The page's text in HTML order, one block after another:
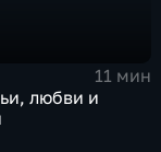
11 мин
любви и